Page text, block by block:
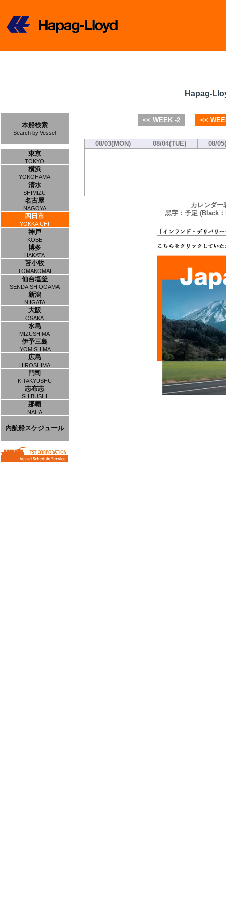
本船検索
Search by Vessel
東京
TOKYO
横浜
YOKOHAMA
清水
SHIMIZU
名古屋
NAGOYA
四日市
YOKKAICHI
神戸
KOBE
博多
HAKATA
苫小牧
TOMAKOMAI
仙台塩釜
SENDAISHIOGAMA
新潟
NIIGATA
大阪
OSAKA
水島
MIZUSHIMA
伊予三島
IYOMISHIMA
広島
HIROSHIMA
門司
KITAKYUSHU
志布志
SHIBUSHI
那覇
NAHA
内航船スケジュール
Hapag-
<< WEEK -2 <<
08/03(MON) 08/04(TUE) 08/
カレンダー
黒字：予定 (Black